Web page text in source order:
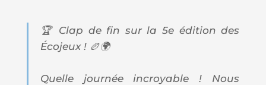
🏆 Clap de fin sur la 5e édition des
Écojeux ! 🏉🌍
Quelle journée incroyable ! Nous